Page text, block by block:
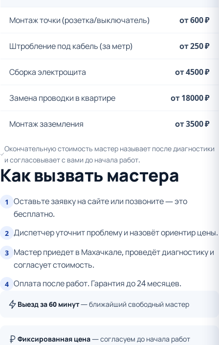
Монтаж точки (розетка/выключатель) от 600 ₽
Штробление под кабель (за метр) от 250 ₽
Сборка электрощита от 4500 ₽
Замена проводки в квартире от 18000 ₽
Монтаж заземления от 3500 ₽
Окончательную стоимость мастер называет после диагностики
и согласовывает с вами до начала работ.
Как вызвать мастера
1
Оставьте заявку на сайте или позвоните — это
бесплатно.
2 Диспетчер уточнит проблему и назовёт ориентир цены.
3 Мастер приедет в Махачкале, проведёт диагностику и
согласует стоимость.
4 Оплата после работ. Гарантия до 24 месяцев.
Выезд за 60 минут— ближайший свободный мастер
Фиксированная цена— согласуем до начала работ